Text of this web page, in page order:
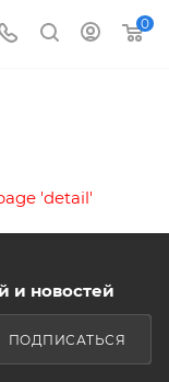
0
'detail'
и новостей
ПОДПИСАТЬСЯ